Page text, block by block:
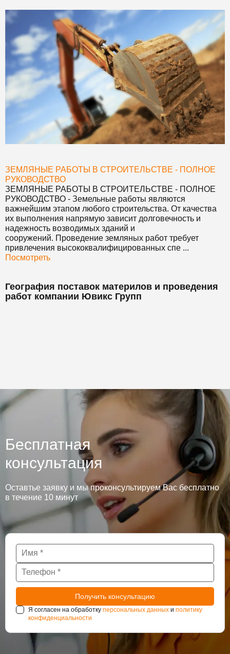
ЗЕМЛЯНЫЕ РАБОТЫ В СТРОИТЕЛЬСТВЕ - ПОЛНОЕ
РУКОВОДСТВО
ЗЕМЛЯНЫЕ РАБОТЫ В СТРОИТЕЛЬСТВЕ - ПОЛНОЕ
РУКОВОДСТВО - Земельные работы являются
важнейшим этапом любого строительства. От качества
их выполнения напрямую зависит долговечность и
надежность возводимых зданий и
сооружений. Проведение земляных работ требует
привлечения высококвалифицированных спе ...
Посмотреть
География поставок материлов и проведения
работ компании Ювикс Групп
Бесплатная
консультация
Оставтье заявку и мы проконсультируем Вас бесплатно
в течение 10 минут
Я согласен на обработку персональных данных и политику
конфиденциальности